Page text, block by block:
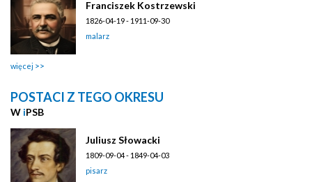
Franciszek Kostrzewski
1826-04-19 - 1911-09-30
malarz
więcej
POSTACI Z TEGO OKRESU
W iPSB
Juliusz Słowacki
1809-09-04 - 1849-04-03
pisarz